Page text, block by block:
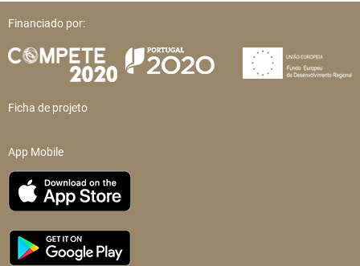
Financiado por:
Ficha de projeto
App Mobile